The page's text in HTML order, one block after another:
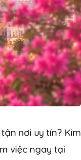
nơi uy tín? Kim
việc ngay tại